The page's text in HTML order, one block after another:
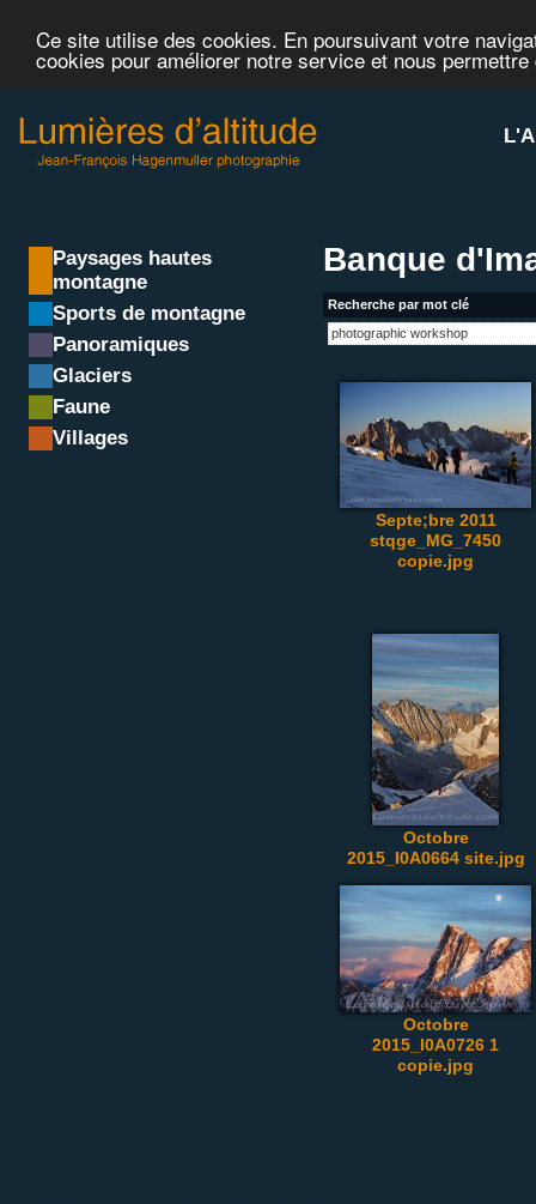
Ce site utilise des cookies. En poursuivant votre
cookies pour améliorer notre service et nous
Paysages hautes
montagne
Sports de montagne
Panoramiques
Glaciers
Faune
Villages
Banque
Recherche par mot clé
Septe;bre 2011
stqge_MG_7450
copie.jpg
Octobre
2015_I0A0664 site.jpg
Octobre
2015_I0A0726 1
copie.jpg